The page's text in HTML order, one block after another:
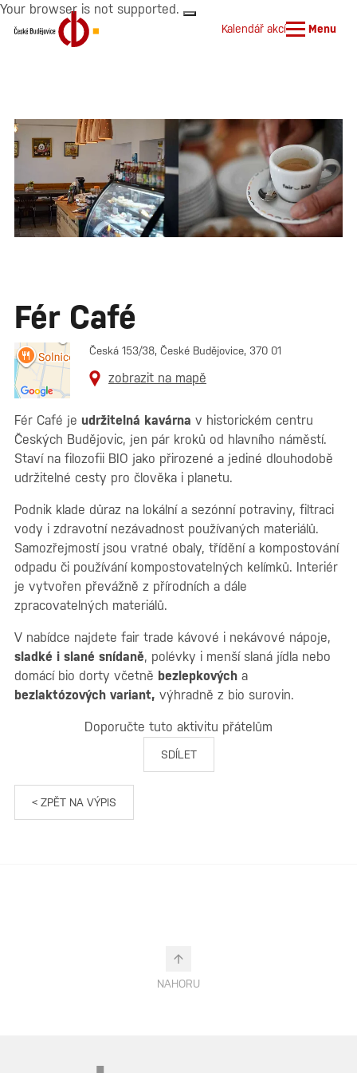
Your browser is not supported.
Kalendář akcí Menu
Fér Café
Česká 153/38, České Budějovice, 370 01
zobrazit na mapě
Fér Café je udržitelná kavárna v historickém centru
Českých Budějovic, jen pár kroků od hlavního náměstí.
Staví na filozofii BIO jako přirozené a jediné dlouhodobě
udržitelné cesty pro člověka i planetu.
Podnik klade důraz na lokální a sezónní potraviny, filtraci
vody i zdravotní nezávadnost používaných materiálů.
Samozřejmostí jsou vratné obaly, třídění a kompostování
odpadu či používání kompostovatelných kelímků. Interiér
je vytvořen převážně z přírodních a dále
zpracovatelných materiálů.
V nabídce najdete fair trade kávové i nekávové nápoje,
sladké i slané snídaně, polévky i menší slaná jídla nebo
domácí bio dorty včetně bezlepkových a
bezlaktózových variant, výhradně z bio surovin.
Doporučte tuto aktivitu přátelům
SDÍLET
< ZPĚT NA VÝPIS
NAHORU